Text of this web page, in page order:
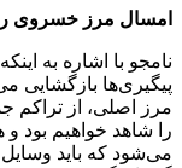
امسال مرز خسروی
نامجو با اشاره به
مرز اصلی، از تراکم
را شاهد خواهیم بود
می‌شود که باید وسایل